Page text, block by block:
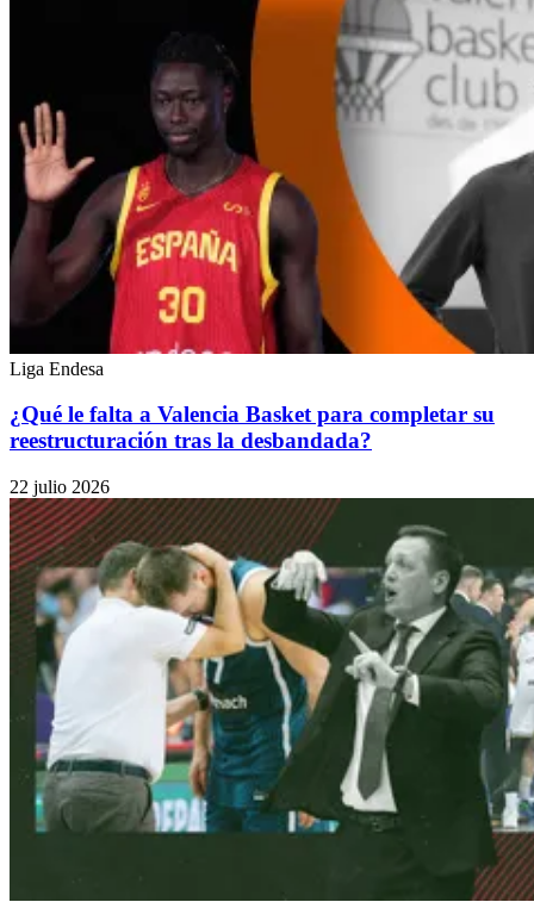
Liga Endesa
¿Qué le falta a Valencia Basket para completar su
reestructuración tras la desbandada?
22 julio 2026